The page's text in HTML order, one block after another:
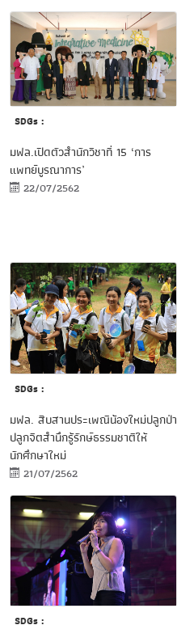
SDGs :
มฟล.เปิดตัวสำนักวิชาที่ 15 ‘การ
แพทย์บูรณาการ’
22/07/2562
SDGs :
มฟล. สืบสานประเพณีน้องใหม่ปลูกป่า
ปลูกจิตสำนึกรู้รักษ์ธรรมชาติให้
นักศึกษาใหม่
21/07/2562
SDGs :